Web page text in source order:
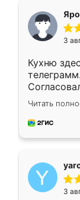
3
Кухню
недели
довольны
мебель за
Читать
3